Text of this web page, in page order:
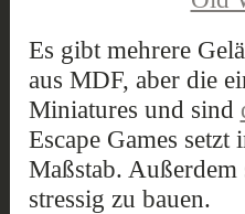
Es gibt mehrere
aus MDF, aber die
Miniatures und sind
Escape Games
Maßstab.
stressig zu bauen.